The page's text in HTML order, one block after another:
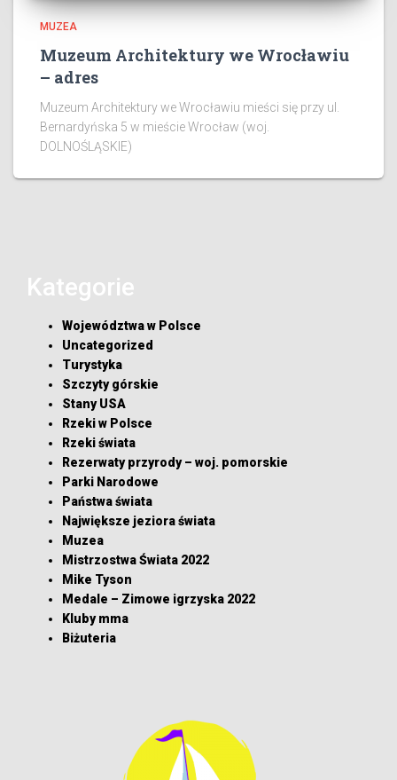
MUZEA
Muzeum Architektury we Wrocławiu
– adres
Muzeum Architektury we Wrocławiu mieści się przy ul.
Bernardyńska 5 w mieście Wrocław (woj.
DOLNOŚLĄSKIE)
Kategorie
Województwa w Polsce
Uncategorized
Turystyka
Szczyty górskie
Stany USA
Rzeki w Polsce
Rzeki świata
Rezerwaty przyrody – woj. pomorskie
Parki Narodowe
Państwa świata
Największe jeziora świata
Muzea
Mistrzostwa Świata 2022
Mike Tyson
Medale – Zimowe igrzyska 2022
Kluby mma
Biżuteria